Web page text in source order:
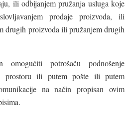
ili odbijanjem pružanja usluga koje
prodaje proizvoda, ili
drugih proizvoda ili pružanjem drugih
potrošaču podnošenje
prostoru ili putem pošte ili putem
na način propisan ovim